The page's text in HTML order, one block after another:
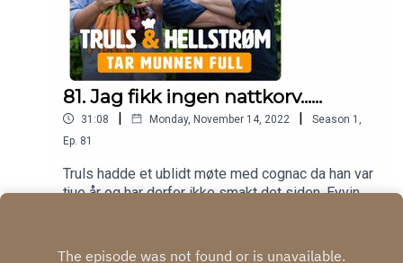
81. Jag fikk ingen nattkorv......
31:08 | Monday, November 14, 2022 | Season 1
Ep. 81
Truls hadde et ublidt møte med cognac da han var
tjue år og har derfor ikke smakt det siden. Eyvind
makrell er ukas ingrediens.